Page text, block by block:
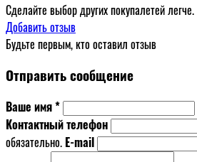
Сделайте выбор других покупалетей легче.
Добавить отзыв
Будьте первым, кто оставил отзыв
Отправить сообщение
Ваше имя *
Контактный телефон
обязательно. E-mail